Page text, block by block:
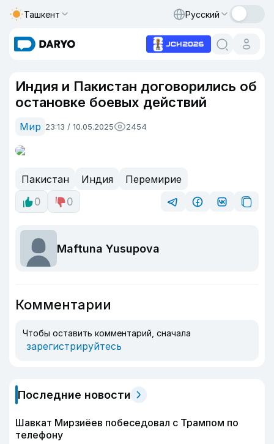
Ташкент Русский
Индия и Пакистан договорились об
остановке боевых действий
Мир 23:13 / 10.05.2025 2454
Пакистан Индия
Перемирие
0
0
Maftuna Yusupova
Комментарии
Чтобы оставить комментарий, сначала
зарегистрируйтесь
Последние новости
Шавкат Мирзиёев побеседовал с Трампом по
телефону